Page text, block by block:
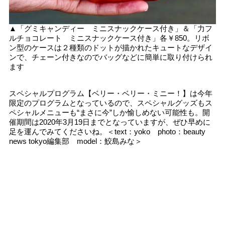
▲「グミキャンディー ミニスナックケース付き」＆「力フ
ルチョコレート ミニスナックケース付き」各￥850。リボ
ン型のケースは２種類のドットが描かれたキュートなデザイ
ンで、チェーン付きなのでバッグなどに簡単に取り付けられ
ます
スペシャルプログラム【ベリー・ベリー・ミニー！】は今年
限定のプログラムとなっているので、スペシャルグッズもス
ペシャルメニューも“まさに今”しか愉しめない可能性も。開
催期間は2020年3月19日までとなっていますが、ぜひ早めに
足を運んでみてくださいね。＜text：yoko photo：beauty
news tokyo編集部 model：鮫島みな＞